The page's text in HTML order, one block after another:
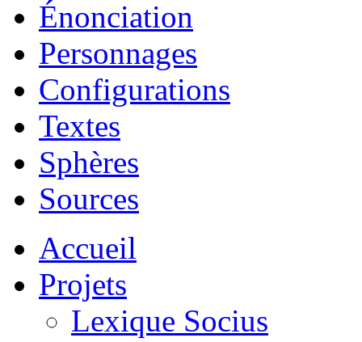
Énonciation
Personnages
Configurations
Textes
Sphères
Sources
Accueil
Projets
Lexique Socius